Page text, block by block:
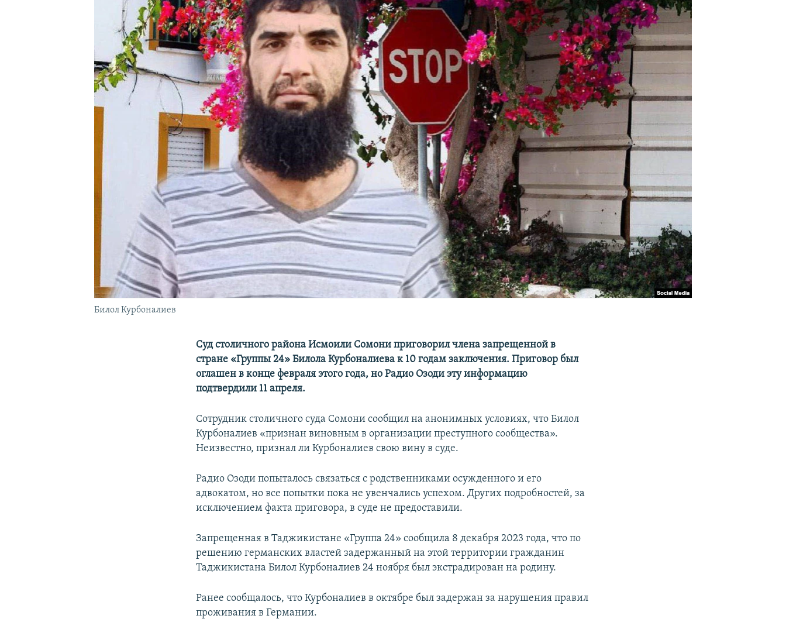
Билол Курбоналиев
Суд столичного района Исмоили Сомони приговорил члена запрещенной в
стране «Группы 24» Билола Курбоналиева к 10 годам заключения. Приговор был
оглашен в конце февраля этого года, но Радио Озоди эту информацию
подтвердили 11 апреля.
Сотрудник столичного суда Сомони сообщил на анонимных условиях, что Билол
Курбоналиев «признан виновным в организации преступного сообщества».
Неизвестно, признал ли Курбоналиев свою вину в суде.
Радио Озоди попыталось связаться с родственниками осужденного и его
адвокатом, но все попытки пока не увенчались успехом. Других подробностей, за
исключением факта приговора, в суде не предоставили.
Запрещенная в Таджикистане «Группа 24» сообщила 8 декабря 2023 года, что по
решению германских властей задержанный на этой территории гражданин
Таджикистана Билол Курбоналиев 24 ноября был экстрадирован на родину.
Ранее сообщалось, что Курбоналиев в октябре был задержан за нарушения правил
проживания в Германии.